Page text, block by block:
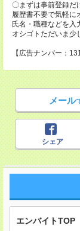
〇まずは事前登録だ
履歴書不要で気軽
氏名・職種などを
オシゴトただいま
【広告ナンバー：
メール
シェア
エンバイトTOP